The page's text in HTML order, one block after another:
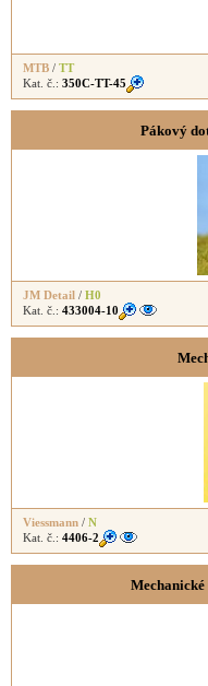
MTB / TT
Kat. č.: 350C-TT-45
Pákový
JM Detail / H0
Kat. č.: 433004-10
Viessmann / N
Kat. č.: 4406-2